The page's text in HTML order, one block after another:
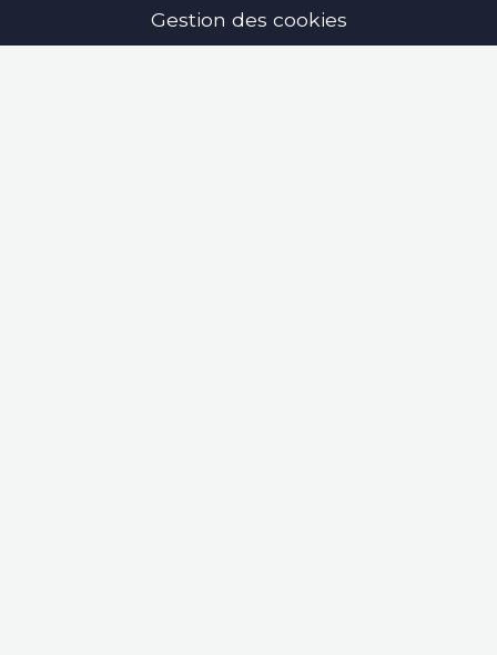
Gestion des cookies